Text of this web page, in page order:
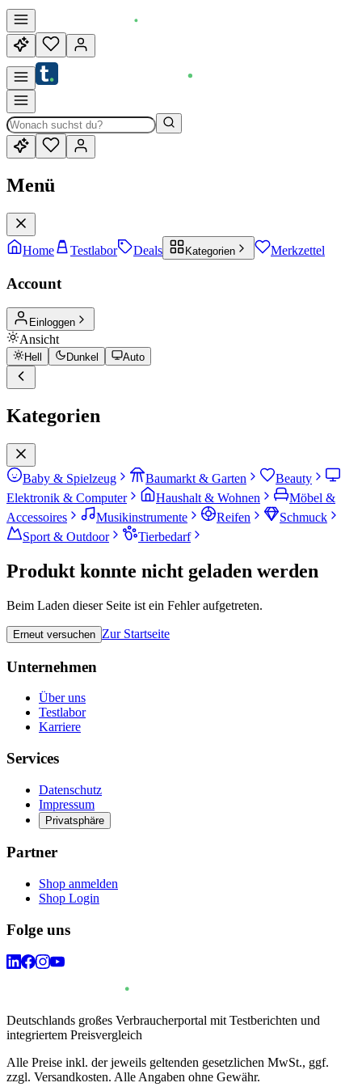
Menü
Home Testlabor Deals Kategorien Merkzettel
Account
Einloggen
Ansicht
Hell Dunkel Auto
Kategorien
Baby & Spielzeug Baumarkt & Garten
Beauty
Elektronik & Computer
Haushalt & Wohnen
Möbel &
Accessoires
Musikinstrumente Reifen
Schmuck
Sport & Outdoor
Tierbedarf
Produkt konnte nicht geladen werden
Beim Laden dieser Seite ist ein Fehler aufgetreten.
Erneut versuchen Zur Startseite
Unternehmen
Über uns
Testlabor
Karriere
Services
Datenschutz
Impressum
Privatsphäre
Partner
Shop anmelden
Shop Login
Folge uns
Deutschlands großes Verbraucherportal mit Testberichten und
integriertem Preisvergleich
Alle Preise inkl. der jeweils geltenden gesetzlichen MwSt., ggf.
zzgl. Versandkosten. Alle Angaben ohne Gewähr.